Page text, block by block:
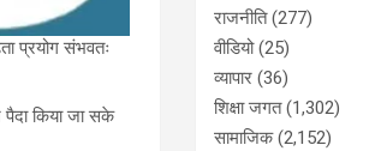
प्रयोग संभवतः
किया जा सके
राजनीति(277)
वीडियो(25)
व्यापार (36)
शिक्षा जगत(1,302)
सामाजिक(2,152)